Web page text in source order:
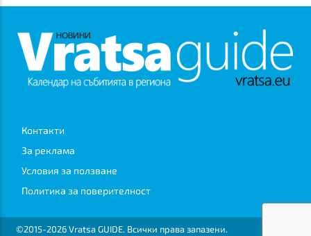
Контакти
За реклама
Условия за ползване
Политика за поверителност
©2015-2026 Vratsa GUIDE. Всички права запазени.